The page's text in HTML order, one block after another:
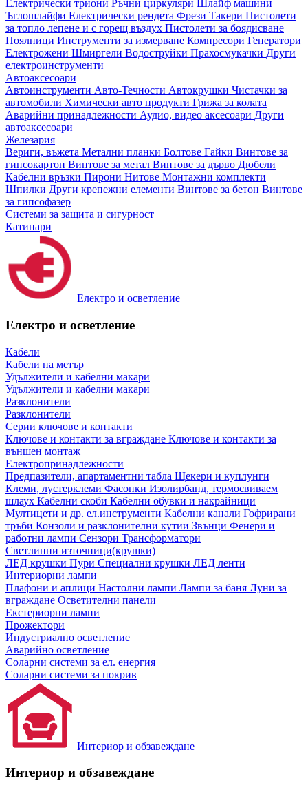
Електрически триони Ръчни циркуляри
Шлайф машини
Ъглошлайфи Електрически рендета Фрези Такери Пистолети
за топло лепене и с горещ въздух Пистолети за боядисване
Поялници Инструменти за измерване Компресори Генератори
Електрожени Шмиргели Водоструйки Прахосмукачки Други
електроинструменти
Автоаксесоари
Автоинструменти Авто-Течности Автокрушки Чистачки за
автомобили Химически авто продукти Грижа за колата
Аварийни принадлежности Аудио, видео аксесоари Други
автоаксесоари
Железария
Вериги, въжета Метални планки Болтове Гайки Винтове за
гипсокартон Винтове за метал Винтове за дърво Дюбели
Кабелни връзки Пирони Нитове Монтажни комплекти
Шпилки Други крепежни елементи Винтове за бетон Винтове
за гипсофазер
Системи за защита и сигурност
Катинари
Електро и осветление
Електро и осветление
Кабели
Кабели на метър
Удължители и кабелни макари
Удължители и кабелни макари
Разклонители
Разклонители
Серии ключове и контакти
Ключове и контакти за вграждане Ключове и контакти за
външен монтаж
Електропринадлежности
Предпазители, апартаментни табла Щекери и куплунги
Клеми, лустерклеми Фасонки Изолирбанд, термосвиваем
шлаух Кабелни скоби Кабелни обувки и накрайници
Мултицети и др. ел.инструменти Кабелни канали Гофрирани
тръби Конзоли и разклонителни кутии Звънци Фенери и
работни лампи Сензори Трансформатори
Светлинни източници(крушки)
ЛЕД крушки Пури Специални крушки ЛЕД ленти
Интериорни лампи
Плафони и аплици Настолни лампи Лампи за баня Луни за
вграждане Осветителни панели
Екстериорни лампи
Прожектори
Индустриално осветление
Аварийно осветление
Соларни системи за ел. енергия
Соларни системи за покрив
Интериор и обзавеждане
Интериор и обзавеждане